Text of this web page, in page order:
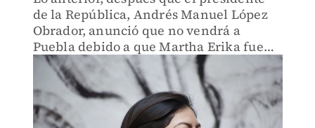
de la República, Andrés Manuel López
Obrador, anunció que no vendrá a
Puebla debido a que Martha Erika fue
ratificada como gobernadora del estado